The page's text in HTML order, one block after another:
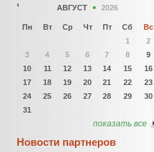
АВГУСТ 2026
Пн Вт Ср Чт Пт Сб
Вс
1
2
3
4 5 6 7 8
9
10
11 12 13 14 15
16
17
18 19 20 21 22
23
24
25 26 27 28 29
30
31
показать все
Новости партнеров